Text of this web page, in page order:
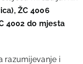
ŽC 4006
4002 do mjesta
razumijevanje i